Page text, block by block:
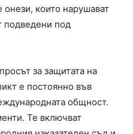
онези, които нарушават
подведени под
за защитата на
е постоянно във
общност.
Те включват